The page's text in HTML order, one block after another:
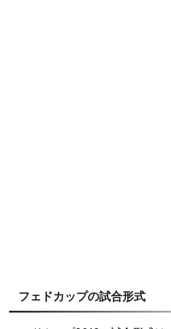
フェドカップの試合形式